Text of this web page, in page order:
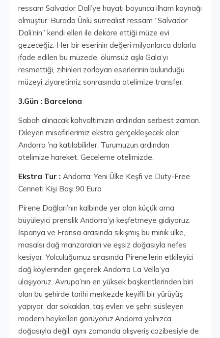
ressam Salvador Dali’ye hayatı boyunca ilham kaynağı
olmuştur. Burada Ünlü sürrealist ressam “Salvador
Dali’nin” kendi elleri ile dekore ettiği müze evi
gezeceğiz. Her bir eserinin değeri milyonlarca dolarla
ifade edilen bu müzede, ölümsüz aşkı Gala’yı
resmettiği, zihinleri zorlayan eserlerinin bulunduğu
müzeyi ziyaretimiz sonrasında otelimize transfer.
3.Gün : Barcelona
Sabah alınacak kahvaltımızın ardından serbest zaman.
Dileyen misafirlerimiz ekstra gerçekleşecek olan
Andorra ’na katılabilirler. Turumuzun ardından
otelimize hareket. Geceleme otelimizde.
Ekstra Tur : Andorra: Yeni Ülke Keşfi ve Duty-Free
Cenneti Kişi Başı 90 Euro
Pirene Dağları’nın kalbinde yer alan küçük ama
büyüleyici prenslik Andorra’yı keşfetmeye gidiyoruz.
İspanya ve Fransa arasında sıkışmış bu minik ülke,
masalsı dağ manzaraları ve eşsiz doğasıyla nefes
kesiyor. Yolculuğumuz sırasında Pirene’lerin etkileyici
dağ köylerinden geçerek Andorra La Vella’ya
ulaşıyoruz. Avrupa’nın en yüksek başkentlerinden biri
olan bu şehirde tarihi merkezde keyifli bir yürüyüş
yapıyor, dar sokakları, taş evleri ve şehri süsleyen
modern heykelleri görüyoruz.Andorra yalnızca
doğasıyla değil, aynı zamanda alışveriş cazibesiyle de